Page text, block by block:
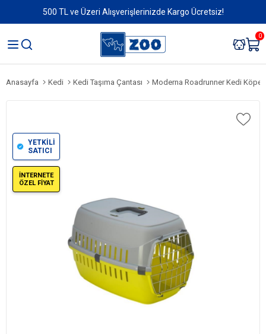
500 TL ve Üzeri Alışverişlerinizde Kargo Ücretsiz!
0
Anasayfa Kedi Kedi Taşıma Çantası Moderna Roadrunner Kedi Köpek
YETKİLİ
SATICI
İNTERNETE
ÖZEL FİYAT